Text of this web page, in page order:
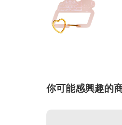
你可能感興趣的